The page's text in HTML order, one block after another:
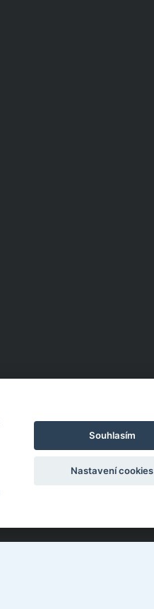
Souhlasím
Nastavení cookies